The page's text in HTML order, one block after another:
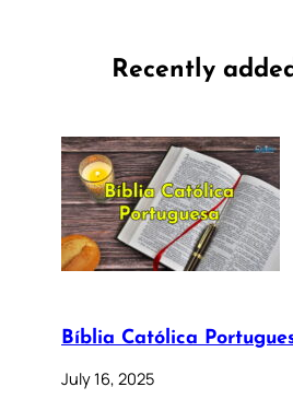
Recently
Bíblia Católica
July 16, 2025